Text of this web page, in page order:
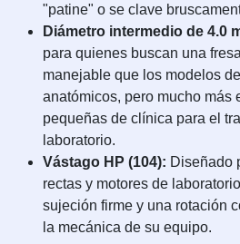
"patine" o se clave
Diámetro intermedio de 4.0
para quienes buscan una
manejable que los modelos
anatómicos, pero mucho más
pequeñas de clínica para el
laboratorio.
Vástago HP (104): Diseñado
rectas y motores de
sujeción firme y una rotación
la mecánica de su equipo.